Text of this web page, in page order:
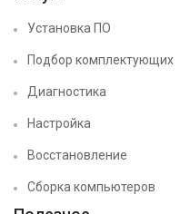
Установка ПО
Подбор комплектующих
Диагностика
Настройка
Восстановление
Сборка компьютеров